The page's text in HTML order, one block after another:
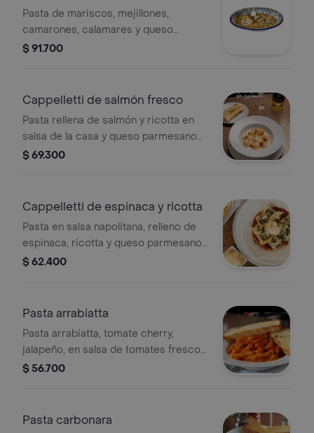
Pasta de mariscos, mejillones,
camarones, calamares y queso
parmesano aparte.
$ 91.700
Cappelletti de salmón fresco
Pasta rellena de salmón y ricotta en
salsa de la casa y queso parmesano
aparte.
$ 69.300
Cappelletti de espinaca y ricotta
Pasta en salsa napolitana, relleno de
espinaca, ricotta y queso parmesano
aparte.
$ 62.400
Pasta arrabiatta
Pasta arrabiatta, tomate cherry,
jalapeño, en salsa de tomates frescos
y queso parmesano aparte.
$ 56.700
Pasta carbonara